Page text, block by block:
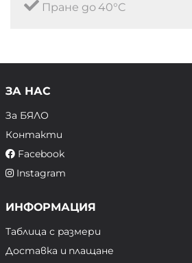
Пране до 40°C
ЗА НАС
За БЯЛО
Контакти
Facebook
Instagram
ИНФОРМАЦИЯ
Таблица с размери
Доставка и плащане